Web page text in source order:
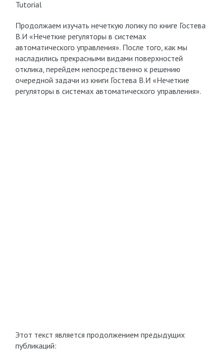
Tutorial
Продолжаем изучать нечеткую логику по книге Гостева
В.И «Нечеткие регуляторы в системах
автоматического управления». После того, как мы
насладились прекрасными видами поверхностей
отклика, перейдем непосредственно к решению
очередной задачи из книги Гостева В.И «Нечеткие
регуляторы в системах автоматического управления».
Этот текст является продолжением предыдущих
публикаций: